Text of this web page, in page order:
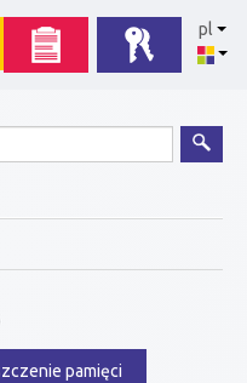
pl
pamięci